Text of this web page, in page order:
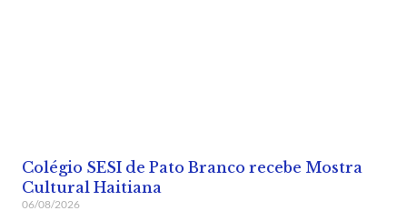
Colégio SESI de Pato Branco recebe Mostra
Cultural Haitiana
06/08/2026